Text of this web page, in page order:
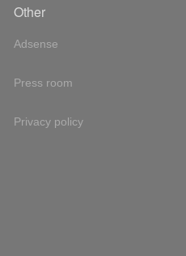
Other
Adsense
Press room
Privacy policy